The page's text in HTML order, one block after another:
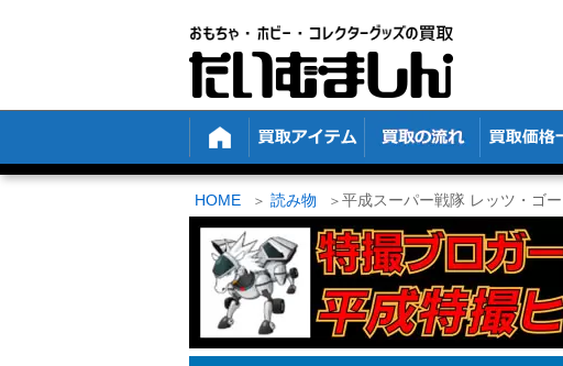
HOME 読み物 平成スーパー戦隊 レッツ・ゴ